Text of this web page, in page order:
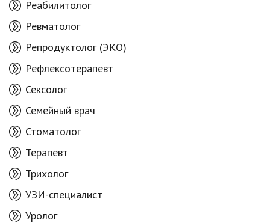
Реабилитолог
Ревматолог
Репродуктолог (ЭКО)
Рефлексотерапевт
Сексолог
Семейный врач
Стоматолог
Терапевт
Трихолог
УЗИ-специалист
Уролог